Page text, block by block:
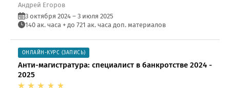
Андрей Егоров
3 октября 2024 – 3 июля 2025
140 ак. часа + до 721 ак. часа доп. материалов
ОНЛАЙН-КУРС (ЗАПИСЬ)
Анти-магистратура: специалист в банкротстве 2024 -
2025